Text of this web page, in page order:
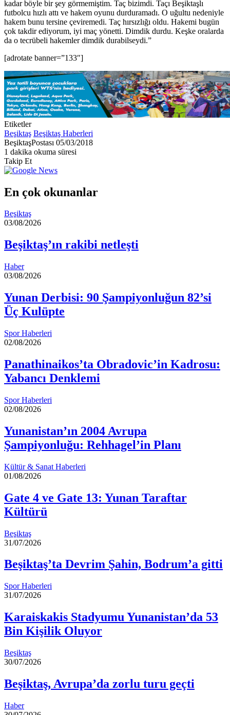
kadar böyle bir şey görmemiştim. Taç bizimdi. Taçı Beşiktaşlı
futbolcu hızlı attı ve hakem oyunu durduramadı. O uğultu nedeniyle
hakem bunu tersine çeviremedi. Taç hırsızlığı oldu. Hakemi bugün
çok takdir ediyorum, iyi maç yönetti. Dimdik durdu. Keşke oralarda
da o tecrübeli hakemler dimdik durabilseydi.”
[adrotate banner=”133″]
Etiketler
Beşiktaş Beşiktaş Haberleri
BeşiktaşPostası Bir
e-
göndermek
05/03/2018
1 dakika okuma süresi
Takip Et
En çok okunanlar
Beşiktaş
03/08/2026
Beşiktaş’ın rakibi netleşti
Haber
03/08/2026
Yunan Derbisi: 90 Şampiyonluğun 82’si
Üç Kulüpte
Spor Haberleri
02/08/2026
Panathinaikos’ta Obradovic’in Kadrosu:
Yabancı Denklemi
Spor Haberleri
02/08/2026
Yunanistan’ın 2004 Avrupa
Şampiyonluğu: Rehhagel’in Planı
Kültür & Sanat Haberleri
01/08/2026
Gate 4 ve Gate 13: Yunan Taraftar
Kültürü
Beşiktaş
31/07/2026
Beşiktaş’ta Devrim Şahin, Bodrum’a gitti
Spor Haberleri
31/07/2026
Karaiskakis Stadyumu Yunanistan’da 53
Bin Kişilik Oluyor
Beşiktaş
30/07/2026
Beşiktaş, Avrupa’da zorlu turu geçti
Haber